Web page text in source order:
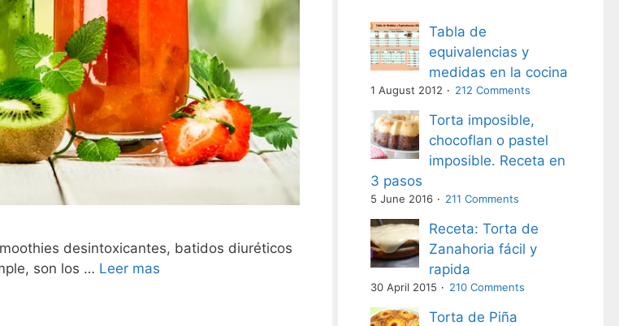
desintoxicantes, batidos diuréticos
son los … Leer mas
Tabla de
equivalencias y
medidas en la cocina
1 August 2012 212 Comments
Torta imposible,
chocoflan o pastel
imposible. Receta en
3 pasos
5 June 2016 211 Comments
Receta: Torta de
Zanahoria fácil y
rapida
30 April 2015 210 Comments
Torta de Piña